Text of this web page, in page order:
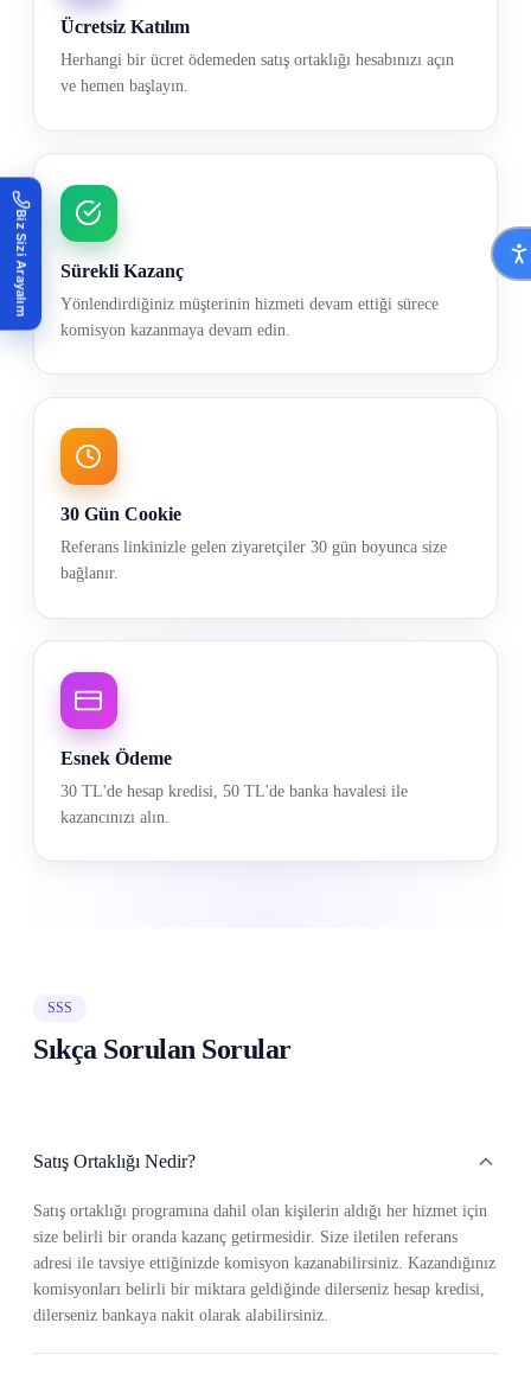
Ücretsiz Katılım
Herhangi bir ücret ödemeden satış ortaklığı hesabınızı açın
ve hemen başlayın.
Sürekli Kazanç
Yönlendirdiğiniz müşterinin hizmeti devam ettiği sürece
komisyon kazanmaya devam edin.
30 Gün Cookie
Referans linkinizle gelen ziyaretçiler 30 gün boyunca size
bağlanır.
Esnek Ödeme
30 TL'de hesap kredisi, 50 TL'de banka havalesi ile
kazancınızı alın.
SSS
Sıkça Sorulan Sorular
Satış Ortaklığı Nedir?
Satış ortaklığı programına dahil olan kişilerin aldığı her hizmet için
size belirli bir oranda kazanç getirmesidir. Size iletilen referans
adresi ile tavsiye ettiğinizde komisyon kazanabilirsiniz. Kazandığınız
komisyonları belirli bir miktara geldiğinde dilerseniz hesap kredisi,
dilerseniz bankaya nakit olarak alabilirsiniz.
Biz Sizi Arayalım